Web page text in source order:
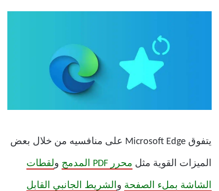
يتفوق Microsoft Edge على منافسيه من خلال بعض
الميزات القوية مثل محرر PDF المدمج ولقطات
الشاشة بملء الصفحة و الشريط الجانبي القابل